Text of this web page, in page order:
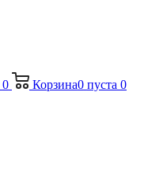
0 Корзина0 пуста 0